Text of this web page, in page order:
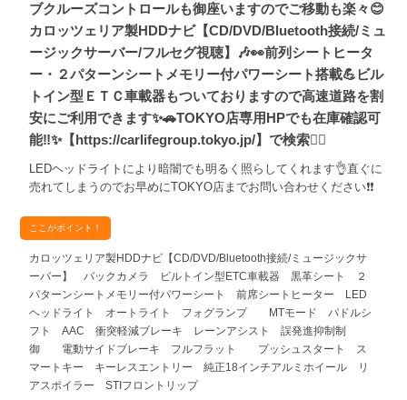
ブクルーズコントロールも御座いますのでご移動も楽々😊
カロッツェリア製HDDナビ【CD/DVD/Bluetooth接続/ミュ
ージックサーバー/フルセグ視聴】🎶👀前列シートヒータ
ー・２パターンシートメモリー付パワーシート搭載💪ビル
トイン型ＥＴＣ車載器もついておりますので高速道路を割
安にご利用できます✨🚗TOKYO店専用HPでも在庫確認可
能‼✨【https://carlifegroup.tokyo.jp/】で検索🕵️‍♂️
LEDヘッドライトにより暗闇でも明るく照らしてくれます👌直ぐに
売れてしまうのでお早めにTOKYO店までお問い合わせください❗❗
ここがポイント！
カロッツェリア製HDDナビ【CD/DVD/Bluetooth接続/ミュージックサ
ーバー】 バックカメラ ビルトイン型ETC車載器 黒革シート ２
パターンシートメモリー付パワーシート 前席シートヒーター LED
ヘッドライト オートライト フォグランプ MTモード パドルシ
フト AAC 衝突軽減ブレーキ レーンアシスト 誤発進抑制制
御 電動サイドブレーキ フルフラット プッシュスタート ス
マートキー キーレスエントリー 純正18インチアルミホイール リ
アスポイラー STIフロントリップ